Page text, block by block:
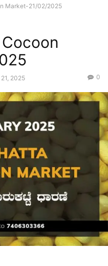
Market-21/02/2025
2025 0